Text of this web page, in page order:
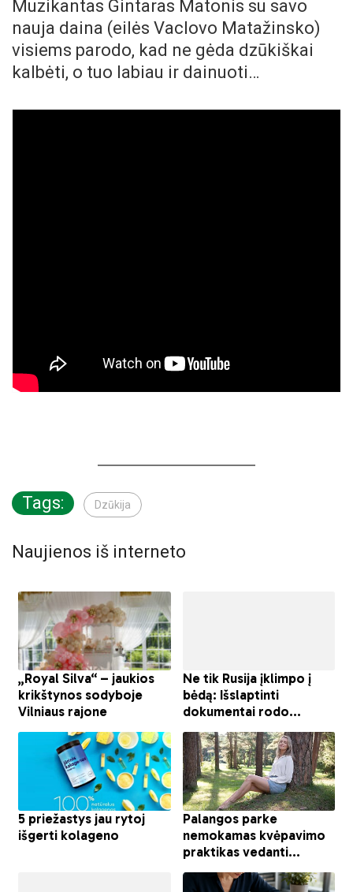
Muzikantas Gintaras Matonis su savo
nauja daina (eilės Vaclovo Matažinsko)
visiems parodo, kad ne gėda dzūkiškai
kalbėti, o tuo labiau ir dainuoti…
Tags: Dzūkija
Naujienos iš interneto